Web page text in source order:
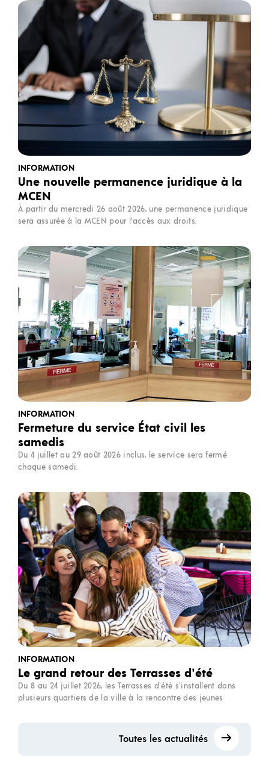
INFORMATION
Une nouvelle permanence juridique à la
MCEN
À partir du mercredi 26 août 2026, une permanence juridique
sera assurée à la MCEN pour l'accès aux droits.
INFORMATION
Fermeture du service État civil les
samedis
Du 4 juillet au 29 août 2026 inclus, le service sera fermé
chaque samedi.
INFORMATION
Le grand retour des Terrasses d’été
Du 8 au 24 juillet 2026, les Terrasses d’été s’installent dans
plusieurs quartiers de la ville à la rencontre des jeunes
Toutes les actualités